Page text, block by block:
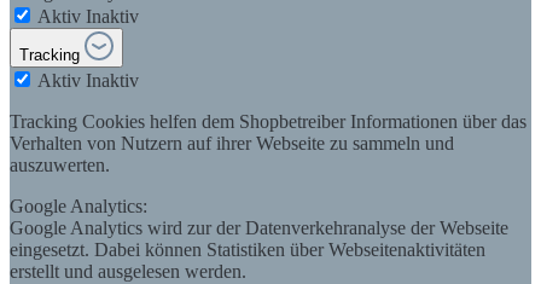
Aktiv Inaktiv
Tracking
Aktiv Inaktiv
Tracking Cookies helfen dem Shopbetreiber Informationen über das
Verhalten von Nutzern auf ihrer Webseite zu sammeln und
auszuwerten.
Google Analytics:
Google Analytics wird zur der Datenverkehranalyse der Webseite
eingesetzt. Dabei können Statistiken über Webseitenaktivitäten
erstellt und ausgelesen werden.